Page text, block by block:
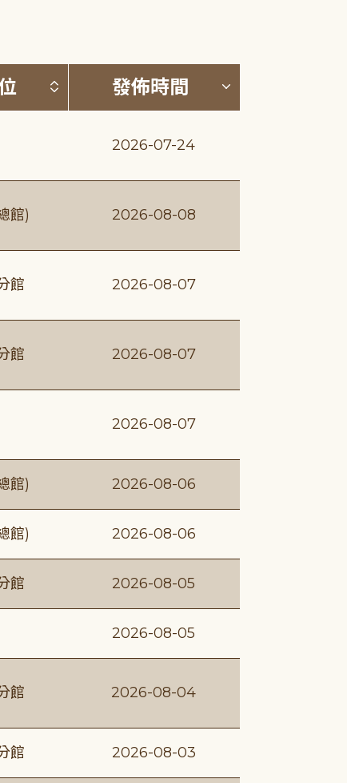
降冪)按發布單位排序 (升降冪)
發佈時間 按發佈時間
2026-07-24
館) 2026-08-08
館 2026-08-07
館 2026-08-07
2026-08-07
館) 2026-08-06
館) 2026-08-06
館 2026-08-05
2026-08-05
館 2026-08-04
館 2026-08-03